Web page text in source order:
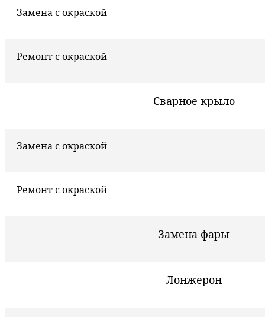
Замена с окраской
Ремонт с окраской
Сварное крыло
Замена с окраской
Ремонт с окраской
Замена фары
Лонжерон